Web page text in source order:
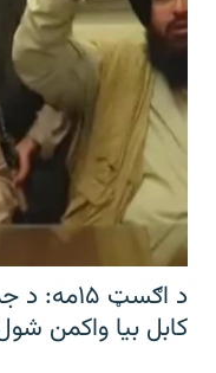
د اګسټ
کابل بیا واکمن